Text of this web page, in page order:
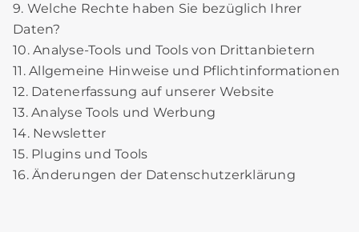
9. Welche Rechte haben Sie bezüglich Ihrer
Daten?
10. Analyse-Tools und Tools von Drittanbietern
11. Allgemeine Hinweise und Pflichtinformationen
12. Datenerfassung auf unserer Website
13. Analyse Tools und Werbung
14. Newsletter
15. Plugins und Tools
16. Änderungen der Datenschutzerklärung